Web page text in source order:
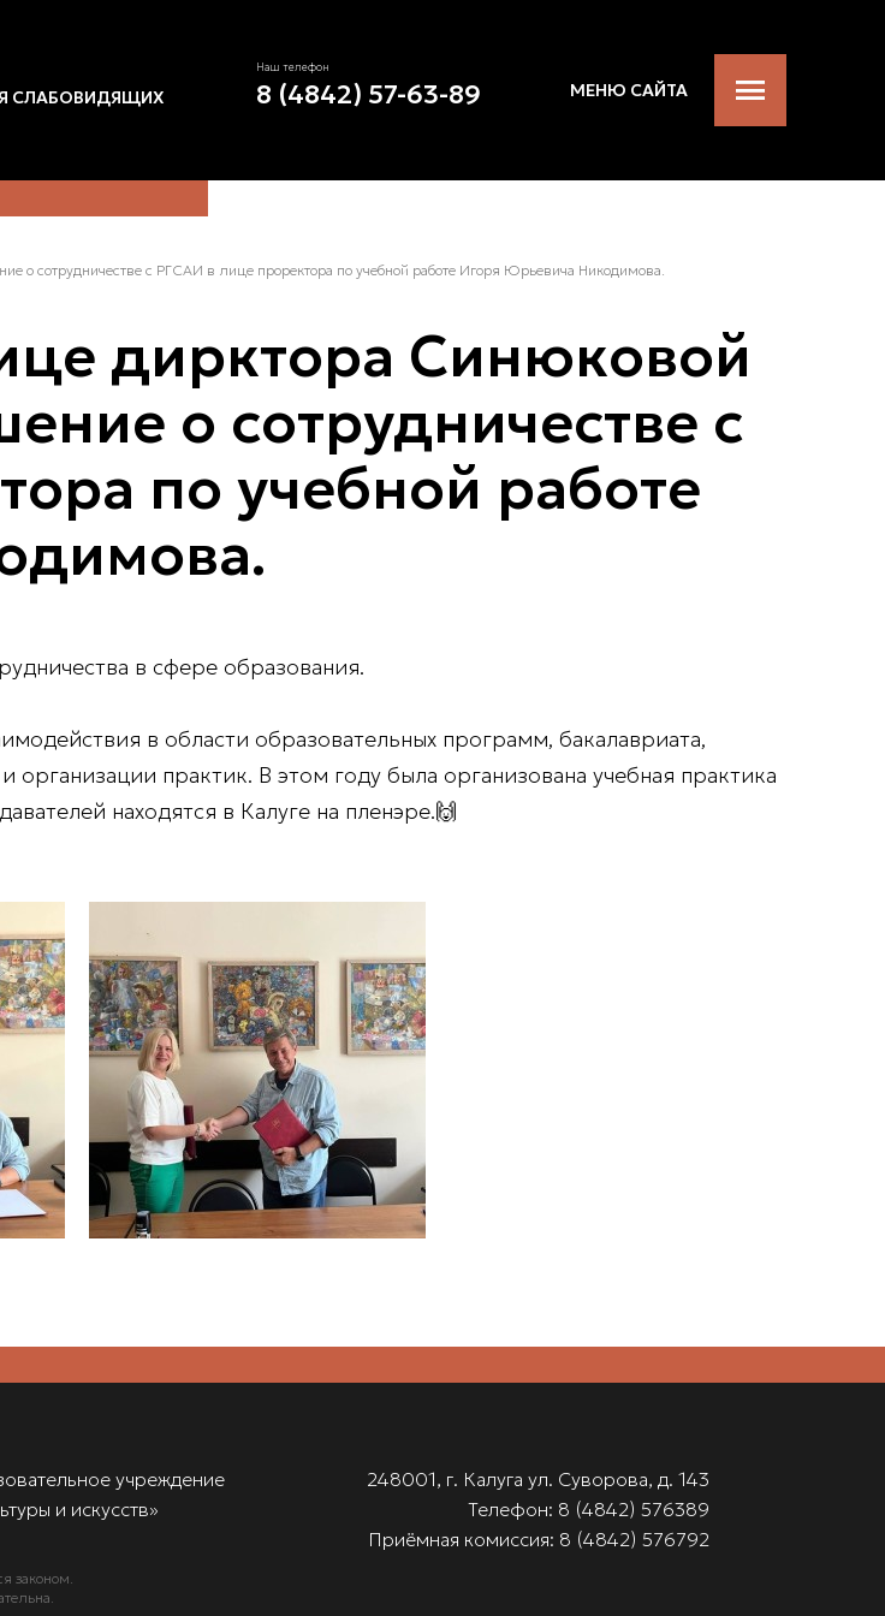
СЛАБОВИДЯЩИХ
Наш телефон
8 (4842) 57-63-89 МЕНЮ САЙТА
сотрудничестве с РГСАИ в лице проректора по учебной работе Игоря Юрьевича Никодимова.
дирктора Синюковой
о сотрудничестве с
по учебной работе
в сфере образования.
в области образовательных программ, бакалавриата,
практик. В этом году была организована учебная практика
находятся в Калуге на пленэре.🙌
учреждение
и искусств»
законом.
248001, г. Калуга ул. Суворова, д. 143
Телефон: 8 (4842) 576389
Приёмная комиссия: 8 (4842) 576792